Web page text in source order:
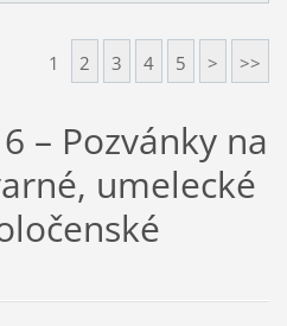
1 2 3 4 5 > >>
– Pozvánky na
umelecké